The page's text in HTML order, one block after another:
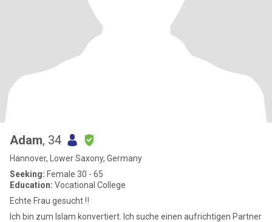
Adam, 34
Hannover, Lower Saxony, Germany
Seeking: Female 30 - 65
Education: Vocational College
Echte Frau gesucht ‼️
Ich bin zum Islam konvertiert. Ich suche einen aufrichtigen Partner